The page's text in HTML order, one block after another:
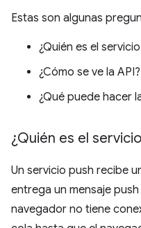
Estas son algunas
¿Quién es el
¿Cómo se ve la
¿Qué puede hacer
¿Quién es el
Un servicio push recibe
entrega un mensaje
navegador no tiene